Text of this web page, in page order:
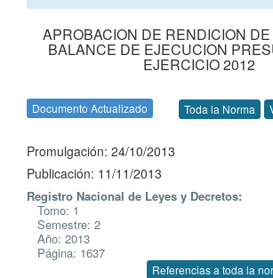
APROBACION DE RENDICION
BALANCE DE EJECUCION
EJERCICIO 2012
Documento Actualizado Toda la Norma
Promulgación: 24/10/2013
Publicación: 11/11/2013
Registro Nacional de Leyes y Decretos:
Tomo: 1
Semestre: 2
Año: 2013
Página: 1637
Referencias a toda la